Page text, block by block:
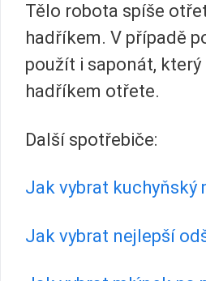
Tělo robota spíše
hadříkem. V případě
použít i saponát,
hadříkem otřete.
Další spotřebiče:
Jak vybrat kuchyňský
Jak vybrat nejlepší